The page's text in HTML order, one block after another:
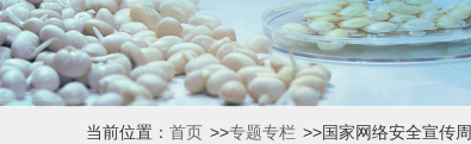
当前位置： 首页 >>专题专栏 >>国家网络安全宣传周